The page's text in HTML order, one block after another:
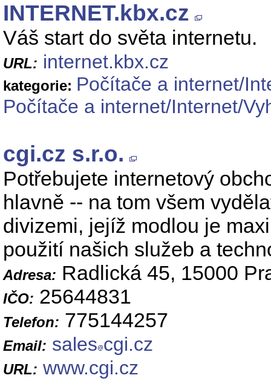
INTERNET.kbx.cz
Váš start do světa internetu.
URL: internet.kbx.cz
kategorie: Počítače a internet/
Počítače a internet/Internet/
cgi.cz s.r.o.
Potřebujete internetový
hlavně -- na tom všem
divizemi, jejíž modlou je
použití našich služeb a
Adresa: Radlická 45, 15000
IČO: 25644831
Telefon: 775144257
Email: sales cgi.cz
URL: www.cgi.cz